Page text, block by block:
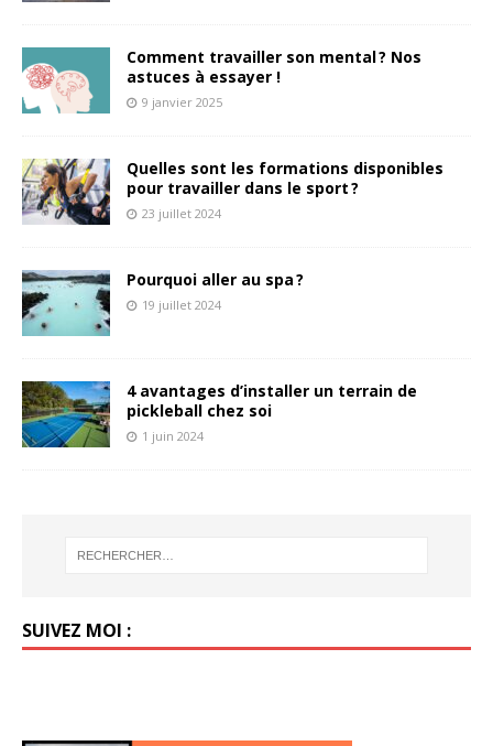
Comment travailler son mental ? Nos
astuces à essayer !
9 janvier 2025
Quelles sont les formations disponibles
pour travailler dans le sport ?
23 juillet 2024
Pourquoi aller au spa ?
19 juillet 2024
4 avantages d’installer un terrain de
pickleball chez soi
1 juin 2024
SUIVEZ MOI :